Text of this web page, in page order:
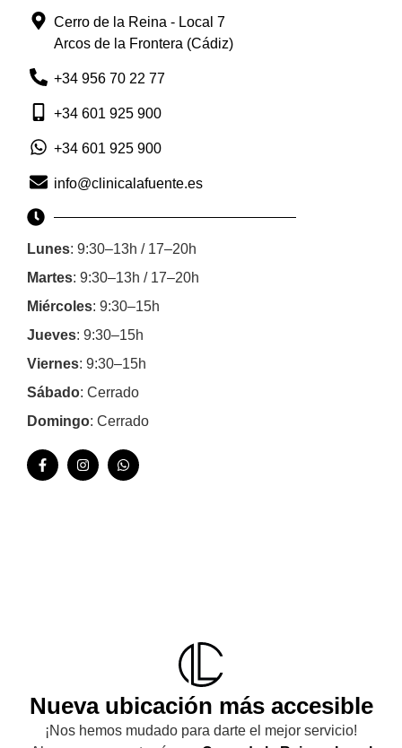
Cerro de la Reina - Local 7
Arcos de la Frontera (Cádiz)
+34 956 70 22 77
+34 601 925 900
+34 601 925 900
info@clinicalafuente.es
Lunes: 9:30–13h / 17–20h
Martes: 9:30–13h / 17–20h
Miércoles: 9:30–15h
Jueves: 9:30–15h
Viernes: 9:30–15h
Sábado: Cerrado
Domingo: Cerrado
Nueva ubicación más accesible
¡Nos hemos mudado para darte el mejor servicio!